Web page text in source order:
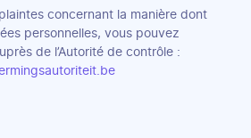
concernant la manière dont
personnelles, vous pouvez
de l’Autorité de contrôle :